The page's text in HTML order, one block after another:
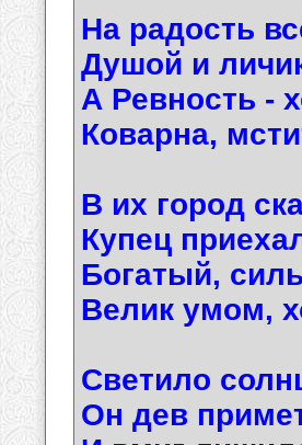
На радость
Душой и
А Ревность -
Коварна,
В их город
Купец
Богатый,
Велик умом,
Светило
Он дев